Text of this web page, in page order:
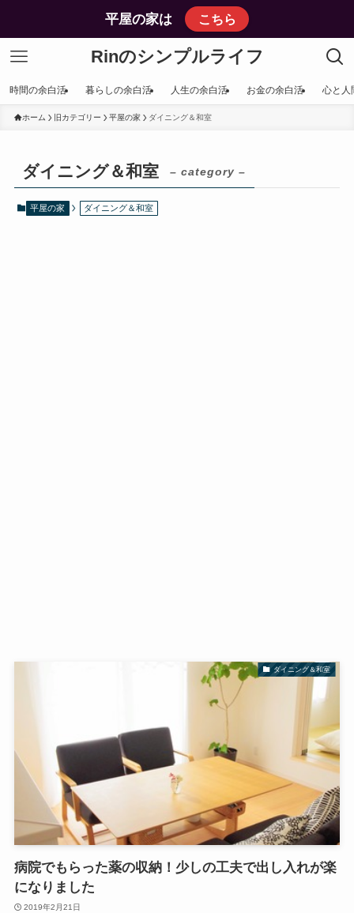
平屋の家は こちら
Rinのシンプルライフ
時間の余白活 暮らしの余白活 人生の余白活 お金の余白活 心と人
ホーム 旧カテゴリー 平屋の家 ダイニング＆和室
ダイニング＆和室 – category –
平屋の家 ダイニング＆和室
ダイニング＆和室
病院でもらった薬の収納！少しの工夫で出し入れが楽
になりました
2019年2月21日